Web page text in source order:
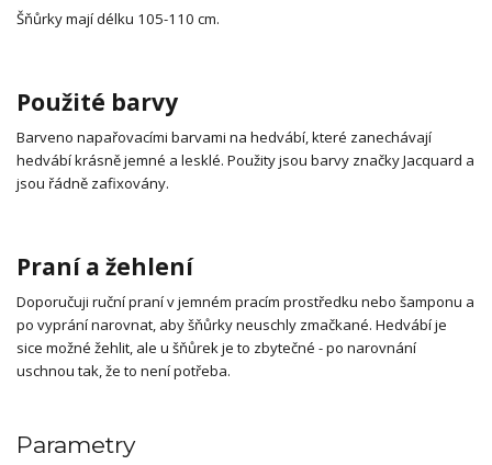
Šňůrky mají délku 105-110 cm.
Použité barvy
Barveno napařovacími barvami na hedvábí, které zanechávají
hedvábí krásně jemné a lesklé. Použity jsou barvy značky Jacquard a
jsou řádně zafixovány.
Praní a žehlení
Doporučuji ruční praní v jemném pracím prostředku nebo šamponu a
po vyprání narovnat, aby šňůrky neuschly zmačkané. Hedvábí je
sice možné žehlit, ale u šňůrek je to zbytečné - po narovnání
uschnou tak, že to není potřeba.
Parametry